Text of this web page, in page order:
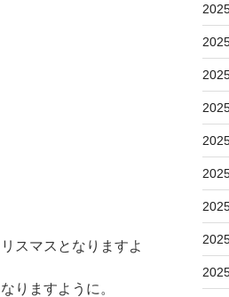
スマスとなりますよ
りますように。